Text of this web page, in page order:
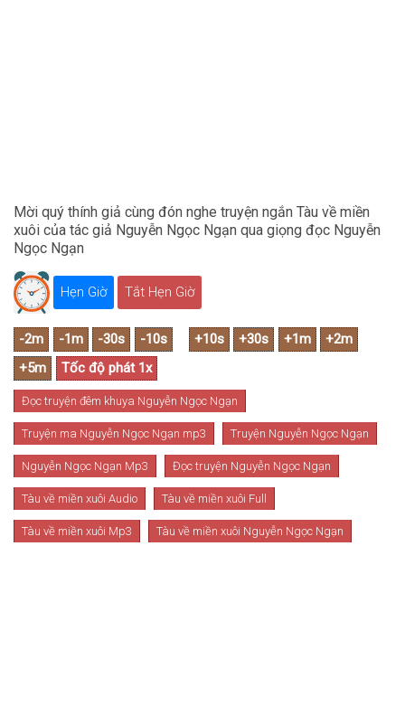
Mời quý thính giả cùng đón nghe truyện ngắn Tàu về miền
xuôi của tác giả Nguyễn Ngọc Ngạn qua giọng đọc Nguyễn
Ngọc Ngạn
Hẹn Giờ Tắt Hẹn Giờ
Đọc truyện đêm khuya Nguyễn Ngọc Ngạn
Truyện ma Nguyễn Ngọc Ngạn mp3 Truyện Nguyễn Ngọc Ngạn
Nguyễn Ngọc Ngạn Mp3 Đọc truyện Nguyễn Ngọc Ngạn
Tàu về miền xuôi Audio Tàu về miền xuôi Full
Tàu về miền xuôi Mp3 Tàu về miền xuôi Nguyễn Ngọc Ngạn